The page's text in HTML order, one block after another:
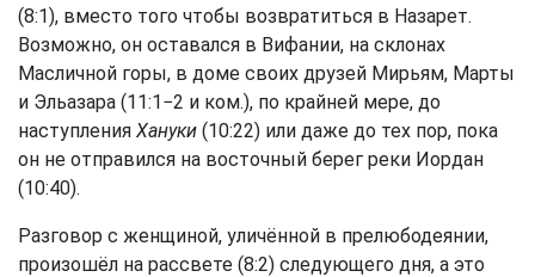
(8:1), вместо того чтобы возвратиться в Назарет.
Возможно, он оставался в Вифании, на склонах
Масличной горы, в доме своих друзей Мирьям, Марты
и Эльазара (11:1−2 и ком.), по крайней мере, до
наступления Хануки (10:22) или даже до тех пор, пока
он не отправился на восточный берег реки Иордан
(10:40).
Разговор с женщиной, уличённой в прелюбодеянии,
произошёл на рассвете (8:2) следующего дня, а это